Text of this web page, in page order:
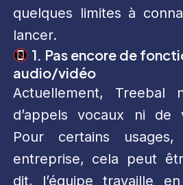
quelques limites à
lancer.
1. Pas encore de
audio/vidéo
Actuellement, Treebal
d’appels vocaux ni de
Pour certains
entreprise, cela peut
dit, l’équipe travaille